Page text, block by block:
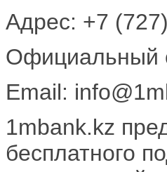
Адрес: +7
Официальный
Email:
1mbank.kz
бесплатного